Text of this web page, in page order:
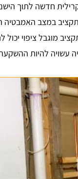
חדשה לתוך
במצב האמבטיה
מוגבל ציפוי יכול
עשויה להיות